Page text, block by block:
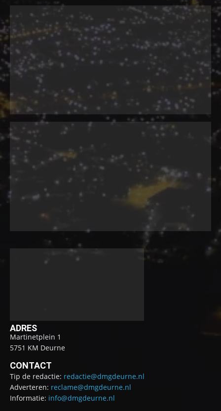
ADRES
Martinetplein 1
5751 KM Deurne
CONTACT
Tip de redactie: redactie@dmgdeurne.nl
Adverteren: reclame@dmgdeurne.nl
Informatie: info@dmgdeurne.nl